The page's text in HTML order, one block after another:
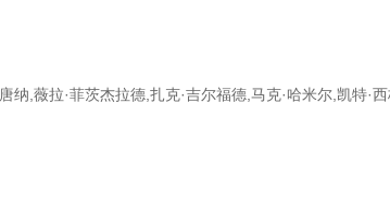
纳,薇拉·菲茨杰拉德,扎克·吉尔福德,马克·哈米尔,凯特·